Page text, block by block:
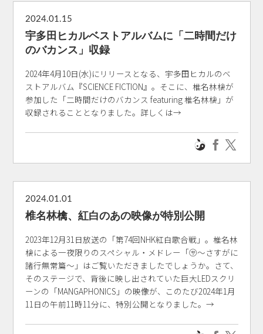
2024.01.15
宇多田ヒカルベストアルバムに「二時間だけ
のバカンス」収録
2024年4月10日(水)にリリースとなる、宇多田ヒカルのベ
ストアルバム『SCIENCE FICTION』。そこに、椎名林檎が
参加した「二時間だけのバカンス featuring 椎名林檎」が
収録されることとなりました。詳しくは→
2024.01.01
椎名林檎、紅白のあの映像が特別公開
2023年12月31日放送の「第74回NHK紅白歌合戦」。椎名林
檎による一夜限りのスペシャル・メドレー「㋚～さすがに
諸行無常篇～」はご覧いただきましたでしょうか。さて、
そのステージで、背後に映し出されていた巨大LEDスクリ
ーンの「MANGAPHONICS」の映像が、このたび2024年1月
11日の午前11時11分に、特別公開となりました。→